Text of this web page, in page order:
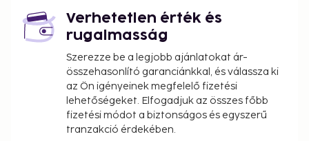
Verhetetlen érték és
rugalmasság
Szerezze be a legjobb ajánlatokat ár-
összehasonlító garanciánkkal, és válassza ki
az Ön igényeinek megfelelő fizetési
lehetőségeket. Elfogadjuk az összes főbb
fizetési módot a biztonságos és egyszerű
tranzakció érdekében.